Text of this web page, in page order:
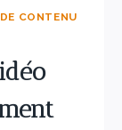
CONTENU